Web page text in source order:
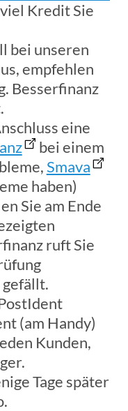
Kredit Sie
bei unseren
empfehlen
Besserfinanz
eine
bei einem
Smava
haben)
Sie am Ende
ruft Sie
gefällt.
(am Handy)
Kunden,
Tage später